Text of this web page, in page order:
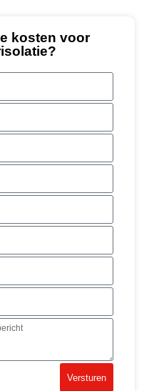
kosten voor
Versturen